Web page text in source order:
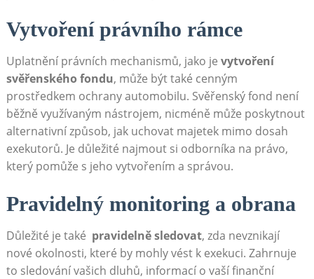
Vytvoření právního rámce
Uplatnění právních mechanismů,​ jako je vytvoření
svěřenského⁤ fondu, může být také cenným
prostředkem ochrany⁢ automobilu. Svěřenský fond ⁢není
běžně využívaným nástrojem, nicméně může poskytnout
⁣alternativní způsob, jak uchovat ⁢majetek mimo dosah
exekutorů. ​Je důležité ⁤najmout si odborníka ‌na právo,
který pomůže s ​jeho vytvořením ⁣a správou.
Pravidelný monitoring a obrana
Důležité je​ také ⁤ pravidelně sledovat, ⁤zda nevznikají
nové okolnosti, které by mohly vést k exekuci. Zahrnuje
to sledování‌ vašich dluhů,⁢ informací o vaší finanční